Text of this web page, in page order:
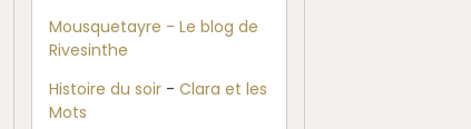
Mousquetayre - Le blog de
Rivesinthe
Histoire du soir -Clara et les
Mots